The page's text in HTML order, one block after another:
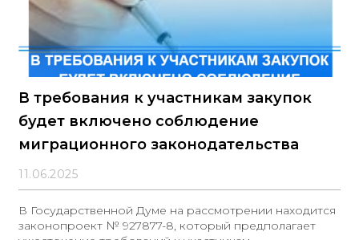
В требования к участникам закупок
будет включено соблюдение
миграционного законодательства
11.06.2025
В Государственной Думе на рассмотрении находится
законопроект № 927877-8, который предполагает